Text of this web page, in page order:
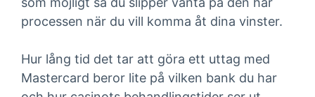
processen när du vill komma åt dina vinster.
Hur lång tid det tar att göra ett uttag med
Mastercard beror lite på vilken bank du har